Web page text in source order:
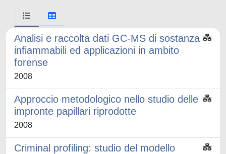
Analisi e raccolta dati GC-MS di sostanza
infiammabili ed applicazioni in ambito
forense
2008
Approccio metodologico nello studio delle
impronte papillari riprodotte
2008
Criminal profiling: studio del modello